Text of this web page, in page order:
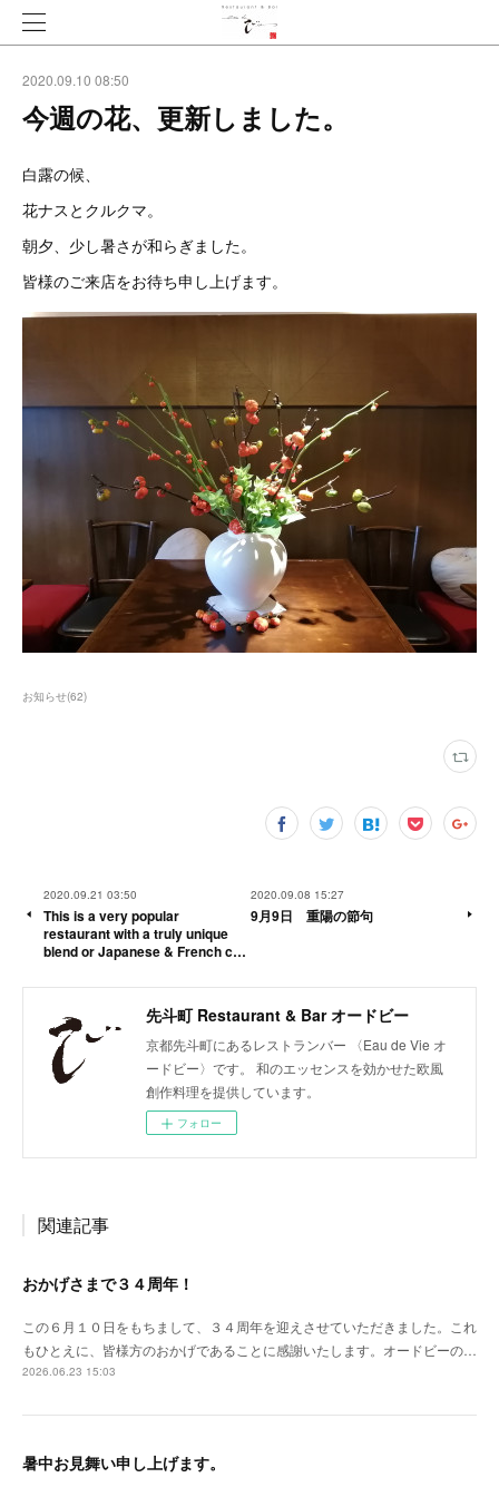
2020.09.10 08:50
今週の花、更新しました。
白露の候、
花ナスとクルクマ。
朝夕、少し暑さが和らぎました。
皆様のご来店をお待ち申し上げます。
お知らせ(62)
2020.09.21 03:50
This is a very popular
restaurant with a truly unique
blend or Japanese & French c…
2020.09.08 15:27
9月9日 重陽の節句
先斗町 Restaurant & Bar オードビー
京都先斗町にあるレストランバー 〈Eau de Vie オ
ードビー〉です。 和のエッセンスを効かせた欧風
創作料理を提供しています。
フォロー
関連記事
おかげさまで３４周年！
この６月１０日をもちまして、３４周年を迎えさせていただきました。これ
もひとえに、皆様方のおかげであることに感謝いたします。オードビーの…
2026.06.23 15:03
暑中お見舞い申し上げます。